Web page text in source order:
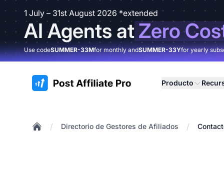
1 July – 31st August 2026 *extended
AI Agents atZero
Use codeSUMMER-33Mfor monthly andSUMMER-33Yfor yearly
:site.title Producto
/ Directorio de Gestores de Afiliados /